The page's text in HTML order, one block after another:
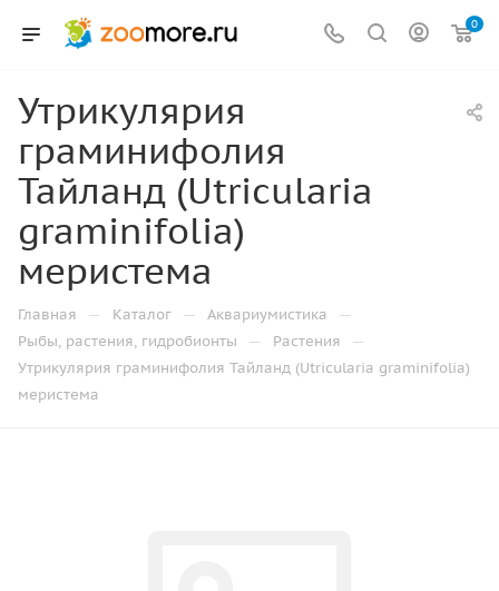
0
Утрикулярия
граминифолия
Тайланд (Utricularia
graminifolia)
меристема
Главная — Каталог — Аквариумистика —
Рыбы, растения, гидробионты — Растения —
Утрикулярия граминифолия Тайланд (Utricularia graminifolia)
меристема